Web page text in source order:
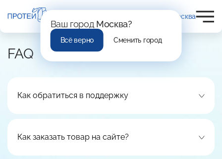
Москва
FAQ
Как обратиться в поддержку
Как заказать товар на сайте?
Ваш город Москва?
Всё верно Сменить город